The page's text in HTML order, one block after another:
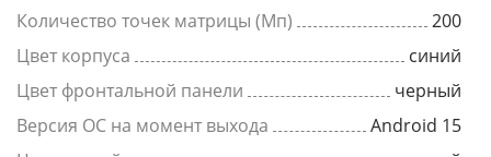
Количество точек матрицы (Мп)
200
Цвет корпуса
синий
Цвет фронтальной панели
черный
Версия ОС на момент выхода
Android 15